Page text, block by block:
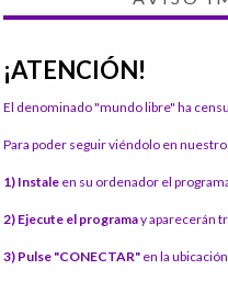
¡ATENCIÓN!
El denominado "mundo libre" ha
Para poder seguir viéndolo en
1) Instale en su ordenador el
2) Ejecute el programay aparecerán
3) Pulse "CONECTAR" en la